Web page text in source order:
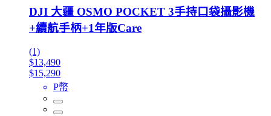
DJI 大疆 OSMO POCKET 3手持口袋攝影機
+續航手柄+1年版Care
(1)
$13,490
$15,290
P幣